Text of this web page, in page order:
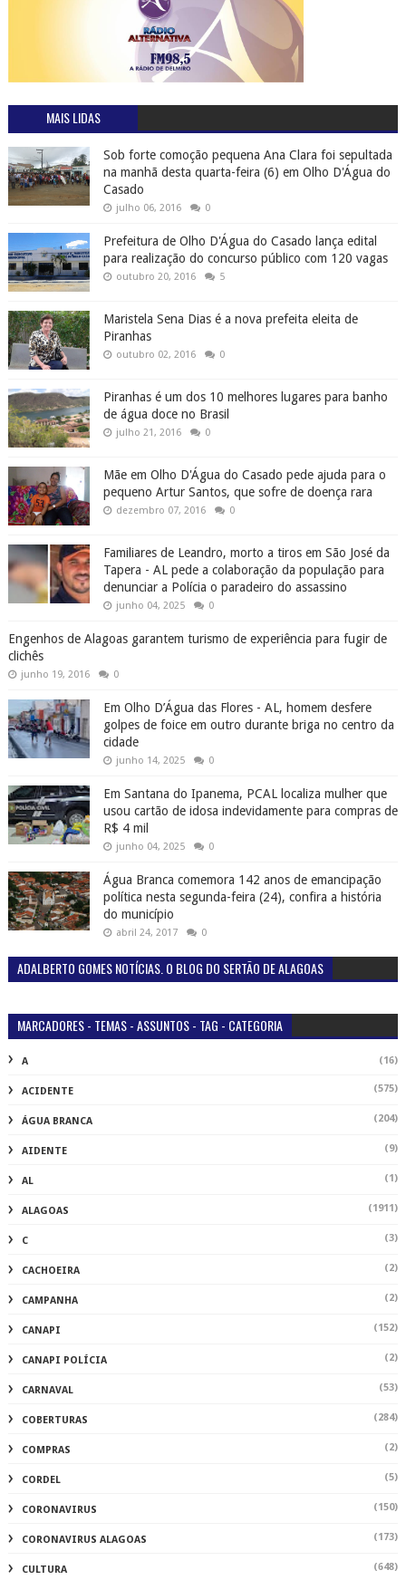
MAIS LIDAS
Sob forte comoção pequena Ana Clara foi sepultada
na manhã desta quarta-feira (6) em Olho D'Água do
Casado
julho 06, 2016 0
Prefeitura de Olho D'Água do Casado lança edital
para realização do concurso público com 120 vagas
outubro 20, 2016 5
Maristela Sena Dias é a nova prefeita eleita de
Piranhas
outubro 02, 2016 0
Piranhas é um dos 10 melhores lugares para banho
de água doce no Brasil
julho 21, 2016 0
Mãe em Olho D'Água do Casado pede ajuda para o
pequeno Artur Santos, que sofre de doença rara
dezembro 07, 2016 0
Familiares de Leandro, morto a tiros em São José da
Tapera - AL pede a colaboração da população para
denunciar a Polícia o paradeiro do assassino
junho 04, 2025 0
Engenhos de Alagoas garantem turismo de experiência para fugir de
clichês
junho 19, 2016 0
Em Olho D’Água das Flores - AL, homem desfere
golpes de foice em outro durante briga no centro da
cidade
junho 14, 2025 0
Em Santana do Ipanema, PCAL localiza mulher que
usou cartão de idosa indevidamente para compras de
R$ 4 mil
junho 04, 2025 0
Água Branca comemora 142 anos de emancipação
política nesta segunda-feira (24), confira a história
do município
abril 24, 2017 0
ADALBERTO GOMES NOTÍCIAS. O BLOG DO SERTÃO DE ALAGOAS
MARCADORES - TEMAS - ASSUNTOS - TAG - CATEGORIA
A (16)
ACIDENTE (575)
ÁGUA BRANCA (204)
AIDENTE (9)
AL (1)
ALAGOAS (1911)
C (3)
CACHOEIRA (2)
CAMPANHA (2)
CANAPI (152)
CANAPI POLÍCIA (2)
CARNAVAL (53)
COBERTURAS (284)
COMPRAS (2)
CORDEL (5)
CORONAVIRUS (150)
CORONAVIRUS ALAGOAS (173)
CULTURA (648)